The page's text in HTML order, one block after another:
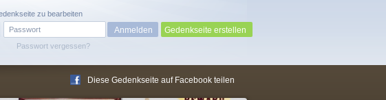
Passwort vergessen?
zu bearbeiten
Gedenkseite erstellen
Diese Gedenkseite auf Facebook teilen